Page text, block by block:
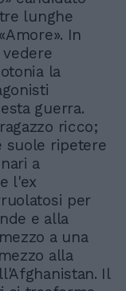
lunghe
In
la
guerra.
ricco;
suole ripetere
a
l'ex
per
e alla
a una
alla
Il